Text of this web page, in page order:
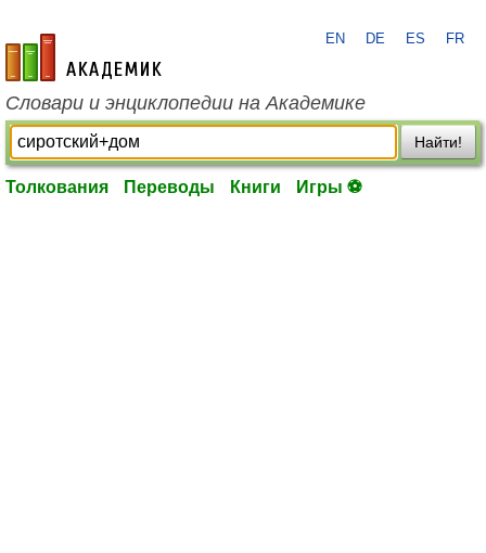
academic.ru
EN DE ES FR
Словари и энциклопедии на Академике
Найти!
Толкования Переводы Книги Игры ⚽